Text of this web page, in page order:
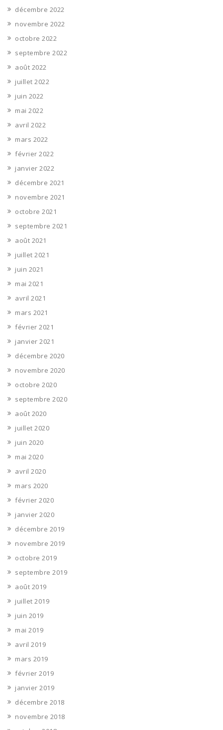
décembre 2022
novembre 2022
octobre 2022
septembre 2022
août 2022
juillet 2022
juin 2022
mai 2022
avril 2022
mars 2022
février 2022
janvier 2022
décembre 2021
novembre 2021
octobre 2021
septembre 2021
août 2021
juillet 2021
juin 2021
mai 2021
avril 2021
mars 2021
février 2021
janvier 2021
décembre 2020
novembre 2020
octobre 2020
septembre 2020
août 2020
juillet 2020
juin 2020
mai 2020
avril 2020
mars 2020
février 2020
janvier 2020
décembre 2019
novembre 2019
octobre 2019
septembre 2019
août 2019
juillet 2019
juin 2019
mai 2019
avril 2019
mars 2019
février 2019
janvier 2019
décembre 2018
novembre 2018